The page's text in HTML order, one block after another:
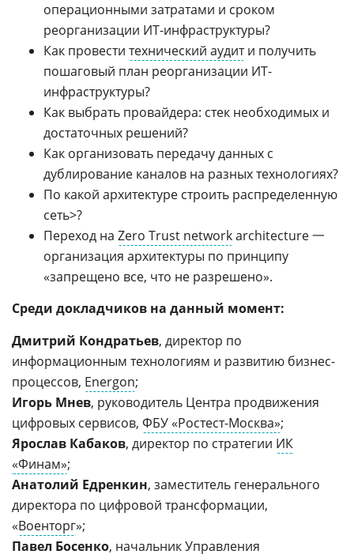
операционными затратами и сроком
реорганизации ИТ-инфраструктуры?
Как провести технический аудити получить
пошаговый план реорганизации ИТ-
инфраструктуры?
Как выбрать провайдера: стек необходимых и
достаточных решений?
Как организовать передачу данных с
дублирование каналов на разных технологиях?
По какой архитектуре строить распределенную
сеть>?
Переход на Zero Trust networkarchitecture 一
организация архитектуры по принципу
«запрещено все, что не разрешено».
Среди докладчиков на данный момент:
Дмитрий Кондратьев, директор по
информационным технологиям и развитию бизнес-
процессов, Energon;
Игорь Мнев, руководитель Центра продвижения
цифровых сервисов, ФБУ «Ростест-Москва»;
Ярослав Кабаков, директор по стратегии ИК
«Финам»;
Анатолий Едренкин, заместитель генерального
директора по цифровой трансформации,
«Военторг»;
Павел Босенко, начальник Управления